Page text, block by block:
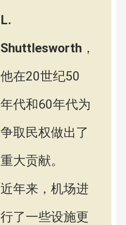
L.
Shuttlesworth ，
他在20世纪50
年代和60年代为
争取民权做出了
重大贡献。
近年来，机场进
行了一些设施更